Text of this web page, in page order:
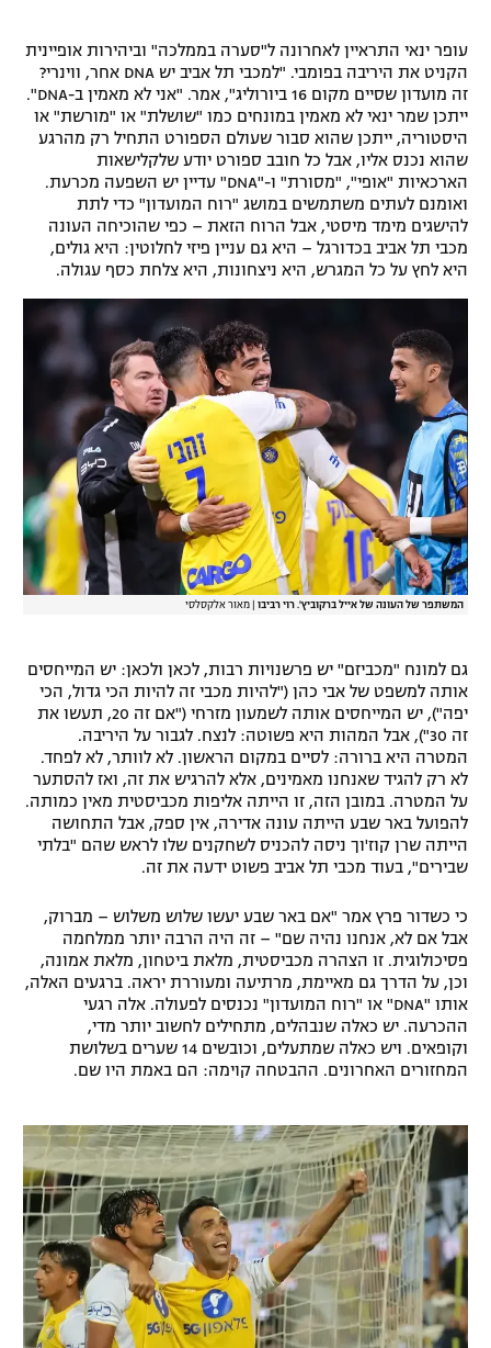
תקנון משתתפים וזוכים בפרסים
תקנון עבור פעילות אלקטרה
תקנון עבור פעילות ספורט 1 – "מרלן"
טניס
גיימינג E-Sports
תנאי שימוש
מדיניות פרטיות
תקנון פעילות ספורט 1
רשיון להקרנה פומבית לבית עסק
הצטרפות לחבילת הערוצים
לוח דרושים – ג'ובנט
תגיות
המגזין
פוטבול אמריקאי NFL
בייסבול MLB
ספורט אתגרי ואקסטרים
אומנויות לחימה
עופר ינאי התראיין לאחרונה ל"סערה בממלכה" וביהירות אופיינית
הקניט את היריבה בפומבי. "למכבי תל אביב יש DNA אחר, ווינרי?
זה מועדון שסיים מקום 16 ביורוליג", אמר. "אני לא מאמין ב-DNA".
ייתכן שמר ינאי לא מאמין במונחים כמו "שושלת" או "מורשת" או
היסטוריה, ייתכן שהוא סבור שעולם הספורט התחיל רק מהרגע
שהוא נכנס אליו, אבל כל חובב ספורט יודע שלקלישאות
הארכאיות "אופי", "מסורת" ו-"DNA" עדיין יש השפעה מכרעת.
ואומנם לעתים משתמשים במושג "רוח המועדון" כדי לתת
להישגים מימד מיסטי, אבל הרוח הזאת – כפי שהוכיחה העונה
מכבי תל אביב בכדורגל – היא גם עניין פיזי לחלוטין: היא גולים,
היא לחץ על כל המגרש, היא ניצחונות, היא צלחת כסף עגולה.
המשתפר של העונה של אייל ברקוביץ'. רוי רביבו מאור אלקסלסי
גם למונח "מכביזם" יש פרשנויות רבות, לכאן ולכאן: יש המייחסים
אותה למשפט של אבי כהן ("להיות מכבי זה להיות הכי גדול, הכי
יפה"), יש המייחסים אותה לשמעון מזרחי ("אם זה 20, תעשו את
זה 30"), אבל המהות היא פשוטה: לנצח. לגבור על היריבה.
המטרה היא ברורה: לסיים במקום הראשון. לא לוותר, לא לפחד.
לא רק להגיד שאנחנו מאמינים, אלא להרגיש את זה, ואז להסתער
על המטרה. במובן הזה, זו הייתה אליפות מכביסטית מאין כמותה.
להפועל באר שבע הייתה עונה אדירה, אין ספק, אבל התחושה
הייתה שרן קוז'וך ניסה להכניס לשחקנים שלו לראש שהם "בלתי
שבירים", בעוד מכבי תל אביב פשוט ידעה את זה.
כי כשדור פרץ אמר "אם באר שבע יעשו שלוש משלוש – מברוק,
אבל אם לא, אנחנו נהיה שם" – זה היה הרבה יותר ממלחמה
פסיכולוגית. זו הצהרה מכביסטית, מלאת ביטחון, מלאת אמונה,
וכן, על הדרך גם מאיימת, מרתיעה ומעוררת יראה. ברגעים האלה,
אותו "DNA" או "רוח המועדון" נכנסים לפעולה. אלה רגעי
ההכרעה. יש כאלה שנבהלים, מתחילים לחשוב יותר מדי,
וקופאים. ויש כאלה שמתעלים, וכובשים 14 שערים בשלושת
המחזורים האחרונים. ההבטחה קוימה: הם באמת היו שם.